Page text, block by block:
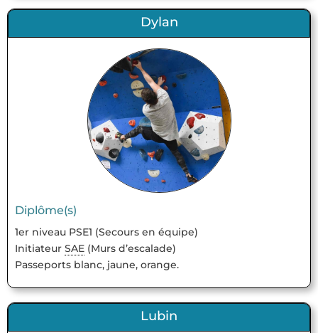
Dylan
Diplôme(s)
1er niveau PSE1 (Secours en équipe)
Initiateur SAE (Murs d’escalade)
Passeports blanc, jaune, orange.
Lubin